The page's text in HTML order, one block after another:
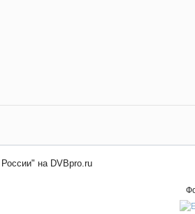
на DVBpro.ru